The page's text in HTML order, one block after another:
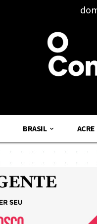
BRASIL ACRE